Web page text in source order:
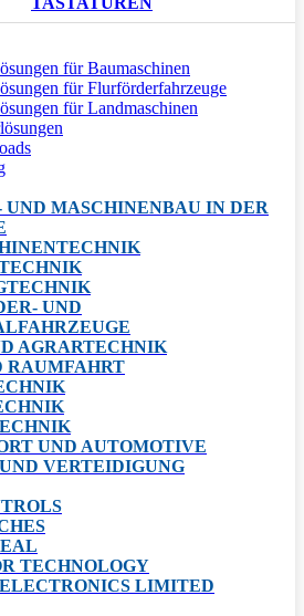
für Baumaschinen
für Flurförderfahrzeuge
für Landmaschinen
UND MASCHINENBAU IN DER
UND
AGRARTECHNIK
RAUMFAHRT
UND AUTOMOTIVE
VERTEIDIGUNG
TECHNOLOGY
LIMITED